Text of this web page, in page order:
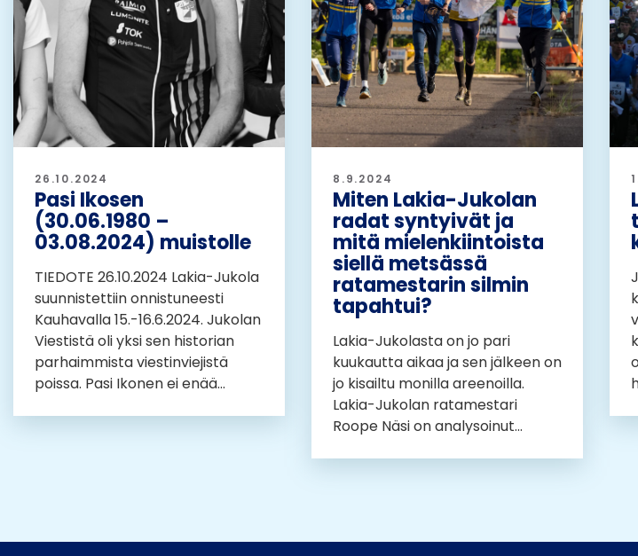
26.10.2024
Pasi Ikosen
(30.06.1980 –
03.08.2024) muistolle
TIEDOTE 26.10.2024 Lakia-Jukola
suunnistettiin onnistuneesti
Kauhavalla 15.-16.6.2024. Jukolan
Viestistä oli yksi sen historian
parhaimmista viestinviejistä
poissa. Pasi Ikonen ei enää...
8.9.2024
Miten Lakia-Jukolan
radat syntyivät ja
mitä mielenkiintoista
siellä metsässä
ratamestarin silmin
tapahtui?
Lakia-Jukolasta on jo pari
kuukautta aikaa ja sen jälkeen on
jo kisailtu monilla areenoilla.
Lakia-Jukolan ratamestari
Roope Näsi on analysoinut...